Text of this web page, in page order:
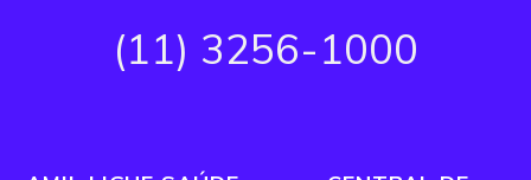
(11) 3256-1000